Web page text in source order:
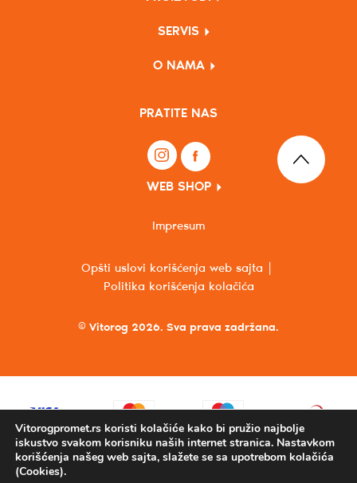
SERVIS
O NAMA
PRATITE NAS
WEB SHOP
© Vitorog 2026. Sva prava zadržana.
Opšti uslovi korišćenja web sajta
Politika korišćenja kolačića
Impresum
Vitorogpromet.rs koristi kolačiće kako bi pružio najbolje
iskustvo svakom korisniku naših internet stranica. Nastavkom
korišćenja našeg web sajta, slažete se sa upotrebom kolačića
(Cookies).